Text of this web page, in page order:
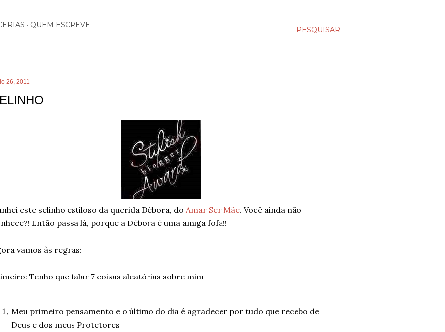
PESQUISAR
QUEM ESCREVE
26, 2011
este selinho estiloso da querida Débora, do Amar Ser Mãe. Você ainda não
Então passa lá, porque a Débora é uma amiga fofa!!
vamos às regras:
Tenho que falar 7 coisas aleatórias sobre mim
Meu primeiro pensamento e o último do dia é agradecer por tudo que recebo de
Deus e dos meus Protetores